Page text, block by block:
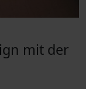
mit der